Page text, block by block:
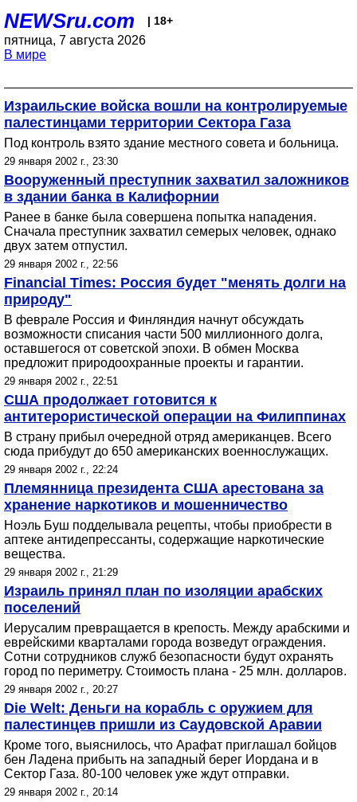
NEWSru.com | 18+
пятница, 7 августа 2026
В мире
Израильские войска вошли на контролируемые
палестинцами территории Сектора Газа
Под контроль взято здание местного совета и больница.
29 января 2002 г., 23:30
Вооруженный преступник захватил заложников
в здании банка в Калифорнии
Ранее в банке была совершена попытка нападения.
Сначала преступник захватил семерых человек, однако
двух затем отпустил.
29 января 2002 г., 22:56
Financial Times: Россия будет "менять долги на
природу"
В феврале Россия и Финляндия начнут обсуждать
возможности списания части 500 миллионного долга,
оставшегося от советской эпохи. В обмен Москва
предложит природоохранные проекты и гарантии.
29 января 2002 г., 22:51
США продолжает готовится к
антитерористической операции на Филиппинах
В страну прибыл очередной отряд американцев. Всего
сюда прибудут до 650 американских военнослужащих.
29 января 2002 г., 22:24
Племянница президента США арестована за
хранение наркотиков и мошенничество
Ноэль Буш подделывала рецепты, чтобы приобрести в
аптеке антидепрессанты, содержащие наркотические
вещества.
29 января 2002 г., 21:29
Израиль принял план по изоляции арабских
поселений
Иерусалим превращается в крепость. Между арабскими и
еврейскими кварталами города возведут ограждения.
Сотни сотрудников служб безопасности будут охранять
город по периметру. Стоимость плана - 25 млн. долларов.
29 января 2002 г., 20:27
Die Welt: Деньги на корабль с оружием для
палестинцев пришли из Саудовской Аравии
Кроме того, выяснилось, что Арафат приглашал бойцов
бен Ладена прибыть на западный берег Иордана и в
Сектор Газа. 80-100 человек уже ждут отправки.
29 января 2002 г., 20:14